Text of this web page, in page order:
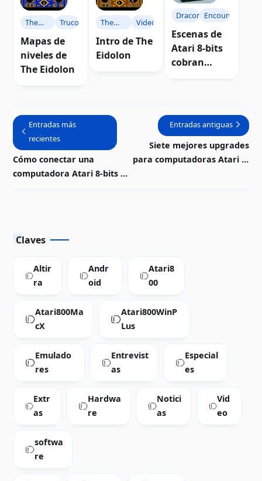
The
Eidolon
Trucos
Mapas de
niveles de
The Eidolon
The
Eidolon
Video
Intro de The
Eidolon
DraconusEncounter
Escenas de
Atari 8-bits
cobran
Entradas más
recientes
Cómo conectar una
computadora Atari 8-bits a
Entradas antiguas
Siete mejores upgrades
para computadoras Atari 8-
Claves
Altir
ra
Andr
oid
Atari8
00
Atari800Ma
cX
Atari800WinP
Lus
Emulado
res
Entrevist
as
Especial
es
Extr
as
Hardwa
re
Notici
as
Vid
eo
softwa
re